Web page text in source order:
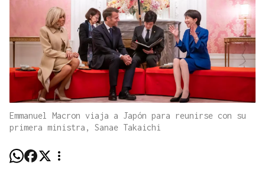
Emmanuel Macron viaja a Japón para reunirse con su
primera ministra, Sanae Takaichi